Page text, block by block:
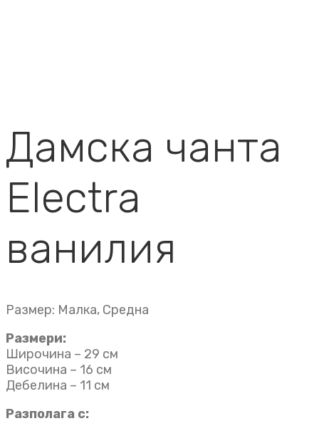
Дамска чанта
Electra
ванилия
Размер: Малка, Средна
Размери:
Широчина – 29 см
Височина – 16 см
Дебелина – 11 см
Разполага с: